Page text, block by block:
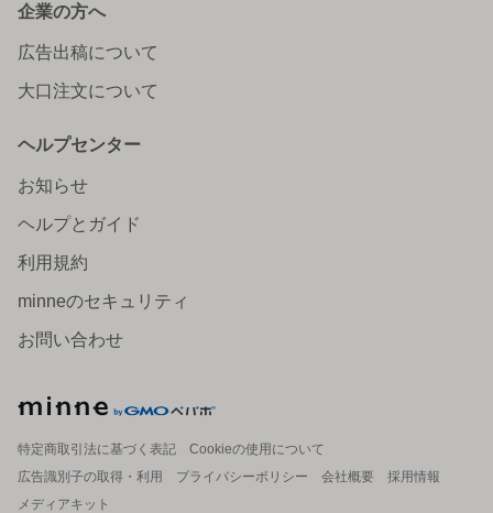
企業の方へ
広告出稿について
大口注文について
ヘルプセンター
お知らせ
ヘルプとガイド
利用規約
minneのセキュリティ
お問い合わせ
特定商取引法に基づく表記
Cookieの使用について
広告識別子の取得・利用
プライバシーポリシー 会社概要
採用情報
メディアキット